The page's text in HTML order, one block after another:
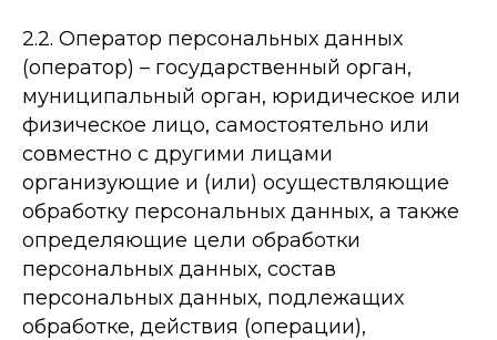
2.2. Оператор персональных данных
(оператор) – государственный орган,
муниципальный орган, юридическое или
физическое лицо, самостоятельно или
совместно с другими лицами
организующие и (или) осуществляющие
обработку персональных данных, а также
определяющие цели обработки
персональных данных, состав
персональных данных, подлежащих
обработке, действия (операции),